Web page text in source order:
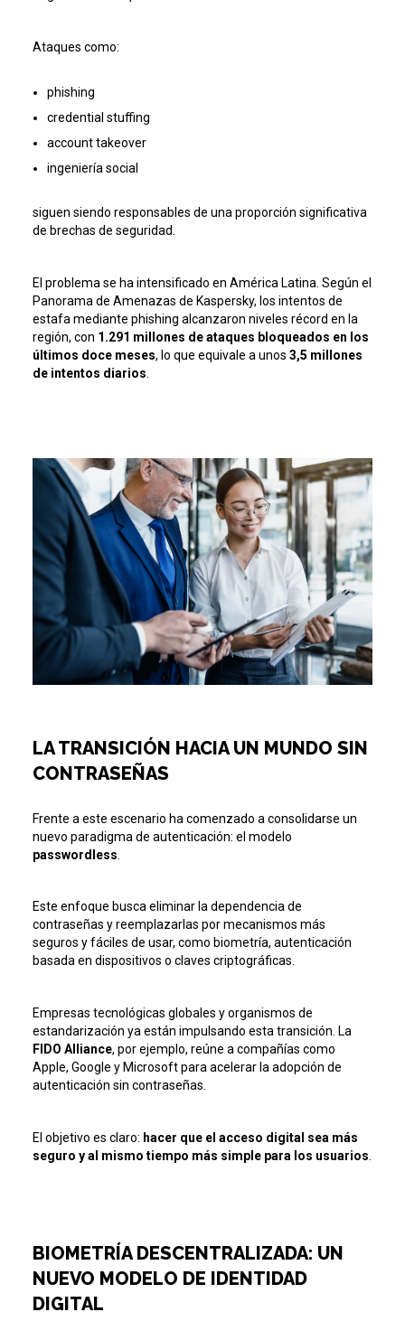
Ataques como:
phishing
credential stuffing
account takeover
ingeniería social
siguen siendo responsables de una proporción significativa
de brechas de seguridad.
El problema se ha intensificado en América Latina. Según el
Panorama de Amenazas de Kaspersky, los intentos de
estafa mediante phishing alcanzaron niveles récord en la
región, con 1.291 millones de ataques bloqueados en los
últimos doce meses, lo que equivale a unos 3,5 millones
de intentos diarios.
LA TRANSICIÓN HACIA UN MUNDO SIN
CONTRASEÑAS
Frente a este escenario ha comenzado a consolidarse un
nuevo paradigma de autenticación: el modelo
passwordless
Este enfoque busca eliminar la dependencia de
contraseñas y reemplazarlas por mecanismos más
seguros y fáciles de usar, como biometría, autenticación
basada en dispositivos o claves criptográficas.
Empresas tecnológicas globales y organismos de
estandarización ya están impulsando esta transición. La
FIDO Alliance, por ejemplo, reúne a compañías como
Apple, Google y Microsoft para acelerar la adopción de
autenticación sin contraseñas.
El objetivo es claro: hacer que el acceso digital sea más
seguro y al mismo tiempo más simple para los usuarios
BIOMETRÍA DESCENTRALIZADA: UN
NUEVO MODELO DE IDENTIDAD
DIGITAL